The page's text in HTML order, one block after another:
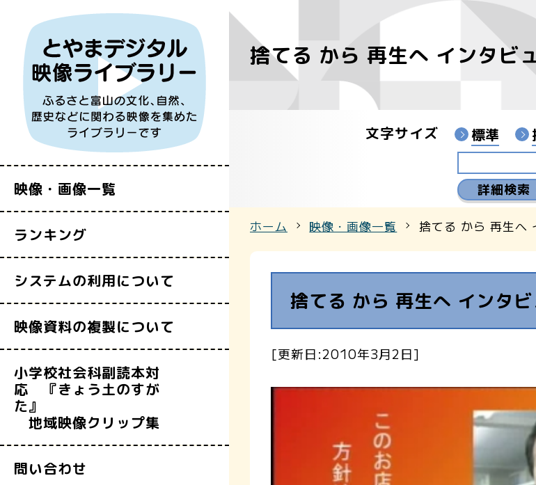
映像・画像一覧
すべての映像
富山県映像センターYouTubeチャンネル
ランキング
システムの利用について
映像資料の複製について
小学校社会科副読本対
応 『きょう土のすが
た』
地域映像クリップ集
問い合わせ
捨てる から 再生へ インタ
文字サイズ 標準
詳細検索
ホーム 映像・画像一覧 捨てる から 再生へ
捨てる から 再生へ インタ
[更新日:2010年3月2日]